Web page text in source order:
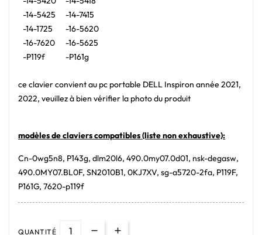
-14-5425
-14-1725
-16-7620
-P119f
-14-7415
-16-5620
-16-5625
-P161g
ce clavier convient au pc portable DELL Inspiron année 2021,
2022, veuillez à bien vérifier la photo du produit
modèles de claviers compatibles (liste non exhaustive):
Cn-0wg5n8, P143g, dlm20l6, 490.0my07.0d01, nsk-degasw,
490.0MY07.BL0F, SN2010B1, 0KJ7XV, sg-a5720-2fa, P119F,
P161G, 7620-p119f
QUANTITÉ